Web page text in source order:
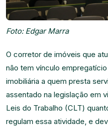
Foto: Edgar Marra
O corretor de imóveis que
não tem vínculo
imobiliária a quem presta
assentado na legislação em
Leis do Trabalho (CLT)
regulam essa atividade, e